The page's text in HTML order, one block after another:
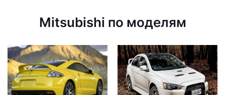
Mitsubishi по моделям